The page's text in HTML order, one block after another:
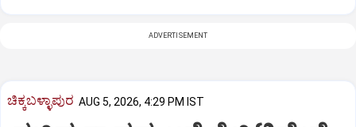
ADVERTISEMENT
ಚಿಕ್ಕಬಳ್ಳಾಪುರ AUG 5, 2026, 4:29 PM IST